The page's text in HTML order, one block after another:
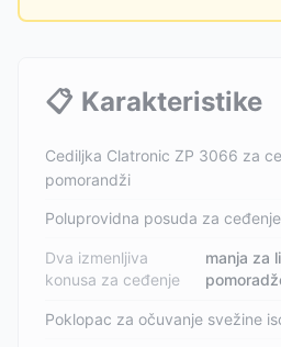
📋 Karakteristike
Cediljka Clatronic ZP 3066 za
pomorandži
Poluprovidna posuda za
Dva izmenljiva
konusa za ceđenje
manja za
Poklopac za očuvanje svežine